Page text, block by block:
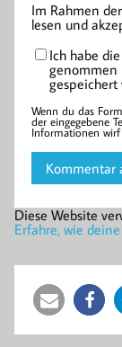
Im Rahmen
lesen und
Ich habe
genommen
gespeichert
Wenn du das
der eingegebene
Informationen
Diese Website
Erfahre, wie